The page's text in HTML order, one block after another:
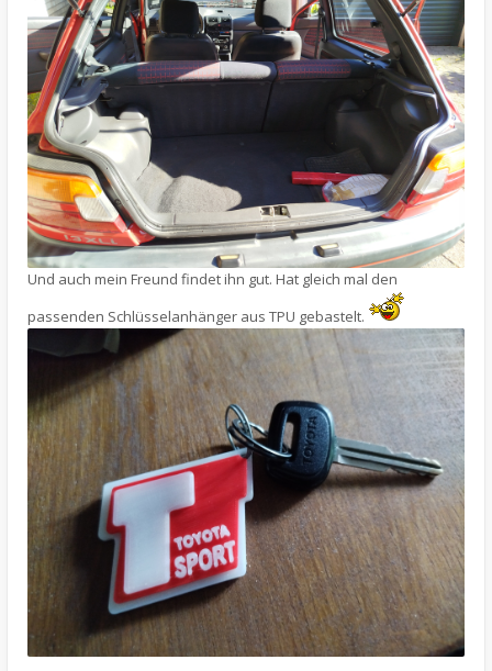
Und auch mein Freund findet ihn gut. Hat gleich mal den
passenden Schlüsselanhänger aus TPU gebastelt.